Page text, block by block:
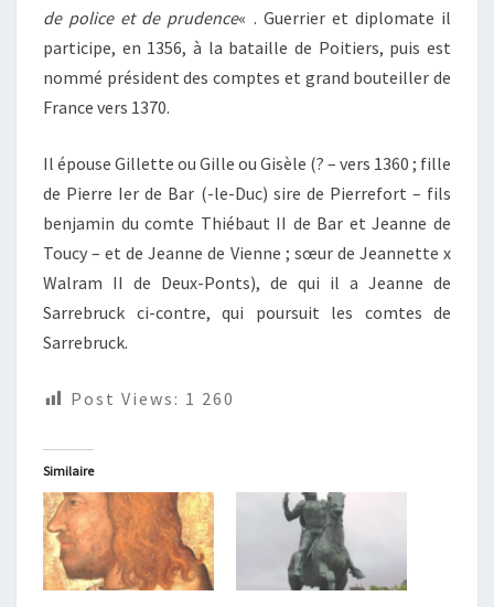
de police et de prudence« . Guerrier et diplomate il
participe, en 1356, à la bataille de Poitiers, puis est
nommé président des comptes et grand bouteiller de
France vers 1370.
Il épouse Gillette ou Gille ou Gisèle (? – vers 1360 ; fille
de Pierre Ier de Bar (-le-Duc) sire de Pierrefort – fils
benjamin du comte Thiébaut II de Bar et Jeanne de
Toucy – et de Jeanne de Vienne ; sœur de Jeannette x
Walram II de Deux-Ponts), de qui il a Jeanne de
Sarrebruck ci-contre, qui poursuit les comtes de
Sarrebruck.
Post Views: 1 260
Similaire